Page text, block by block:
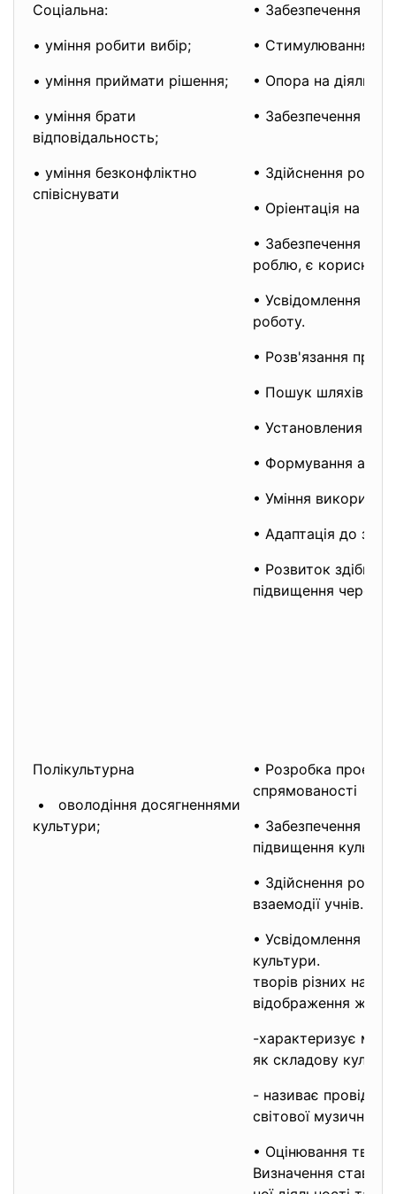
Соціальна:
• уміння робити вибір;
• уміння приймати рішення;
• уміння брати
відповідальность;
• уміння безконфліктно
співіснувати
• Забезпечення
• Стимулювання
• Опора на
• Забезпечення
• Здійснення
• Оріентація на
• Забезпечення
роблю, є
• Усвідомлення
• Розв'язання
• Пошук шляхів
• Установления
• Формування
• Уміння
• Адаптація до змін.
• Розвиток
підвищення через
Полікультурна
• оволодіння досягненнями
культури;
• Розробка
• Забезпечення
підвищення
• Здійснення
взаемодії учнів.
• Усвідомлення
творів різних
відображення
-характеризує
як складову
- називає
світової музичної
• Оцінювання
Визначення